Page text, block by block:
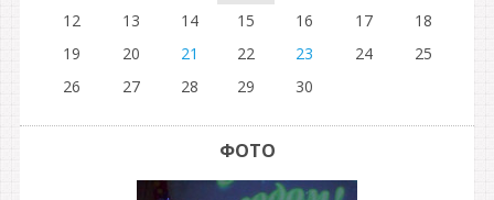
12
13 14 15 16 17
18
19
20 21 22 23 24
25
26
27 28 29 30
ФОТО